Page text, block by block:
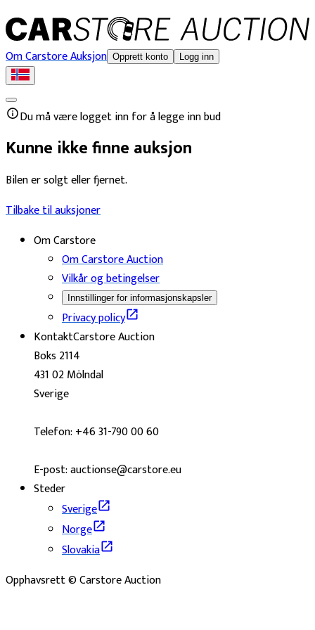
Om Carstore Auksjon Opprett konto Logg inn
Du må være logget inn for å legge inn bud
Kunne ikke finne auksjon
Bilen er solgt eller fjernet.
Tilbake til auksjoner
Om Carstore
Om Carstore Auction
Vilkår og betingelser
Innstillinger for informasjonskapsler
Privacy policy
KontaktCarstore Auction
Boks 2114
431 02 Mölndal
Sverige
Telefon: +46 31-790 00 60
E-post: auctionse@carstore.eu
Steder
Sverige
Norge
Slovakia
Opphavsrett © Carstore Auction